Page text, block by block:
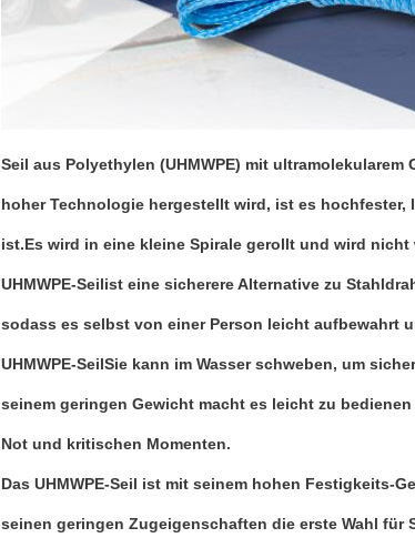
Seil aus Polyethylen (UHMWPE) mit ultramolekularem
hoher Technologie hergestellt wird, ist es
ist.Es wird in eine kleine Spirale gerollt und wird
UHMWPE-Seilist eine sicherere Alternative zu
sodass es selbst von einer Person leicht aufbewahrt
UHMWPE-SeilSie kann im Wasser schweben, um
seinem geringen Gewicht macht es leicht zu
Not und kritischen Momenten.
Das UHMWPE-Seil ist mit seinem hohen Festigkeits-
seinen geringen Zugeigenschaften die erste Wahl